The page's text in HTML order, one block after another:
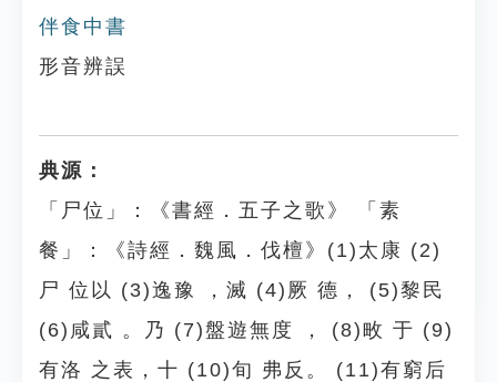
伴食中書
形音辨誤
典源：
「尸位」：《書經．五子之歌》 「素
餐」：《詩經．魏風．伐檀》(1)太康 (2)
尸 位以 (3)逸豫 ，滅 (4)厥 德， (5)黎民
(6)咸貳 。乃 (7)盤遊無度 ， (8)畋 于 (9)
有洛 之表，十 (10)旬 弗反。 (11)有窮后